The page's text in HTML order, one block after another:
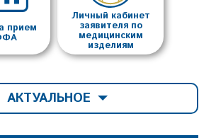
прием
Личный кабинет
заявителя по
медицинским
изделиям
АКТУАЛЬНОЕ